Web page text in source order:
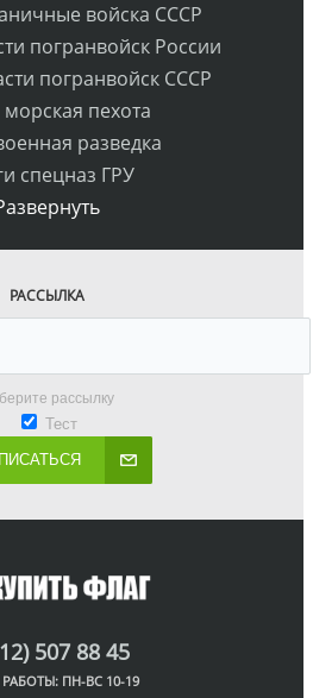
войска СССР
погранвойск России
погранвойск СССР
пехота
разведка
спецназ ГРУ
РАССЫЛКА
рассылку
Тест
507 88 45
ПН-ВС 10-19